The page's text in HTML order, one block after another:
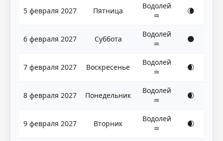
5 февраля 2027 Пятница
Водолей
♒
🌘
6 февраля 2027 Суббота
Водолей
♒
🌑
7 февраля 2027 Воскресенье
Водолей
♒
🌒
8 февраля 2027 Понедельник
Водолей
♒
🌒
9 февраля 2027 Вторник
Водолей
♒
🌒